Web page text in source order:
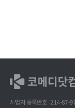
사업자 등록번호 : 214-87-